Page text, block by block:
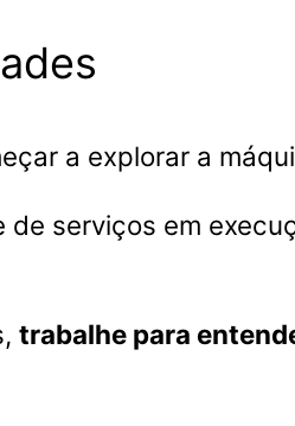
a explorar a
serviços em
trabalhe para